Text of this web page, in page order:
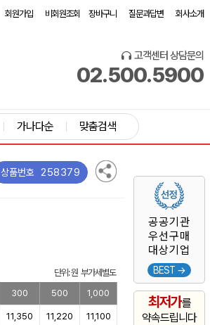
회원가입 비회원조회 장바구니 질문과답변 회사소개
고객센터 상담문의
02.500.5900
공공기관
우선구매
대상기업
BEST →
최저가를
약속드립니다
가나다순 맞춤검색
상품번호 258379
단위: 원 부가세별도
300 500 1,000
11,350 11,220 11,100